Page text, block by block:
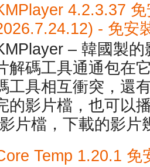
4.2.3.37
- 免安
– 韓國製
解碼工具通通包在
工具相互衝突，還
的影片檔，也可以
片檔，下載的影片
Temp 1.20.1 免